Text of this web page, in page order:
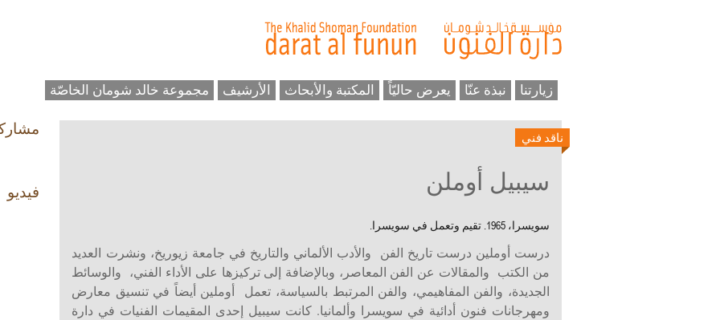
زيارتنا نبذة عنّا يعرض حاليّاً المكتبة والأبحاث الأرشيف مجموعة خالد شومان الخاصّة
ناقد فني
سيبيل أوملن
سويسرا، 1965. تقيم وتعمل في سويسرا.
درست أوملين درست تاريخ الفن والأدب الألماني والتاريخ في جامعة زيوريخ، ونشرت العديد
من الكتب والمقالات عن الفن المعاصر، وبالإضافة إلى تركيزها على الأداء الفني، والوسائط
الجديدة، والفن المفاهيمي، والفن المرتبط بالسياسة، تعمل أوملين أيضاً في تنسيق معارض
ومهرجانات فنون أدائية في سويسرا وألمانيا. كانت سيبيل إحدى المقيمات الفنيات في دارة
فيديو